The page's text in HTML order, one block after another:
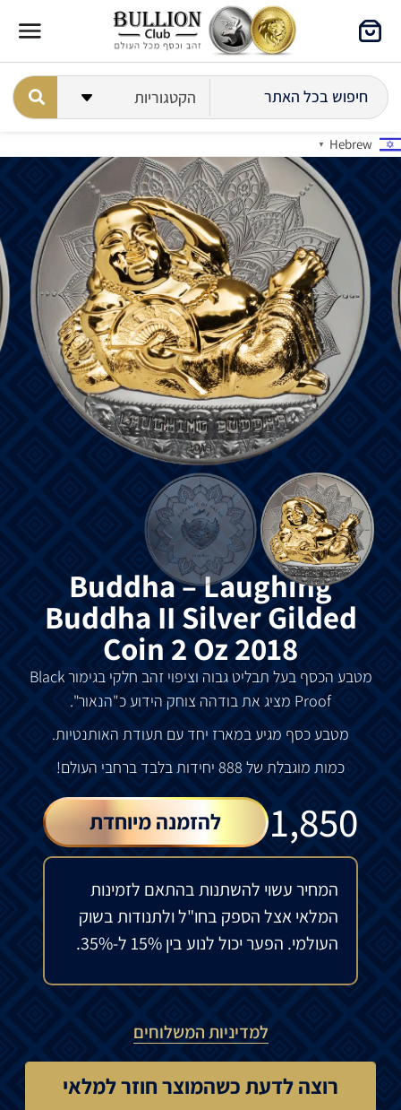
Hebrew
▼
Buddha – Laughing
Buddha II Silver Gilded
Coin 2 Oz 2018
מטבע הכסף בעל תבליט גבוה וציפוי זהב חלקי בגימור Black
Proof מציג את בודהה צוחק הידוע כ"הנאור".
מטבע כסף מגיע במארז יחד עם תעודת האותנטיות.
כמות מוגבלת של 888 יחידות בלבד ברחבי העולם!
1,850
₪ להזמנה מיוחדת
המחיר עשוי להשתנות בהתאם לזמינות
המלאי אצל הספק בחו"ל ולתנודות בשוק
העולמי. הפער יכול לנוע בין 15% ל-35%.
למדיניות המשלוחים
רוצה לדעת כשהמוצר חוזר למלאי